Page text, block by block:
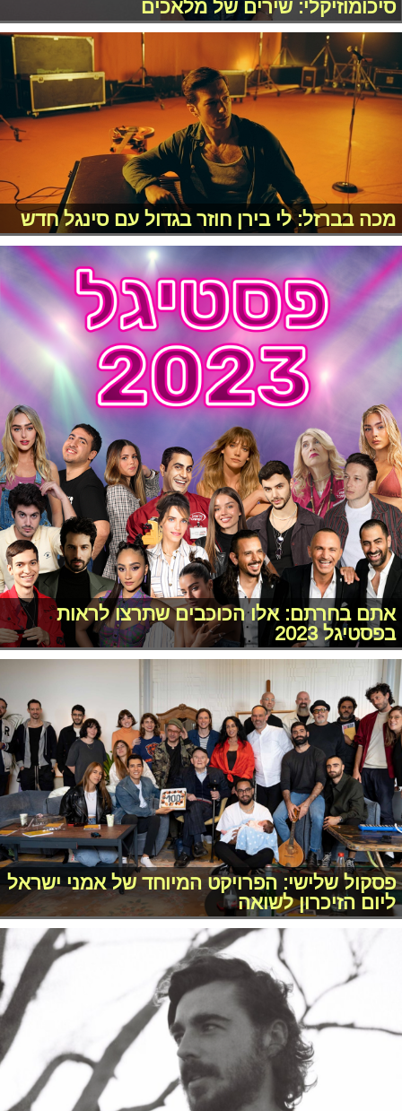
סיכומוזיקלי: שירים של מלאכים
מכה בברזל: לי בירן חוזר בגדול עם סינגל חדש
אתם בחרתם: אלו הכוכבים שתרצו לראות
בפסטיגל 2023
פסקול שלישי: הפרויקט המיוחד של אמני ישראל
ליום הזיכרון לשואה